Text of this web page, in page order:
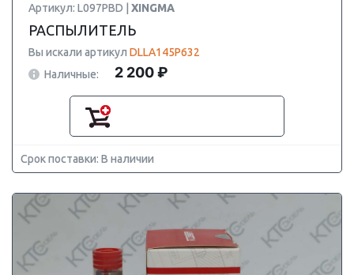
Артикул: L097PBD | XINGMA
РАСПЫЛИТЕЛЬ
Вы искали артикул DLLA145P632
Наличные:
2 200 ₽
Срок поставки: В наличии